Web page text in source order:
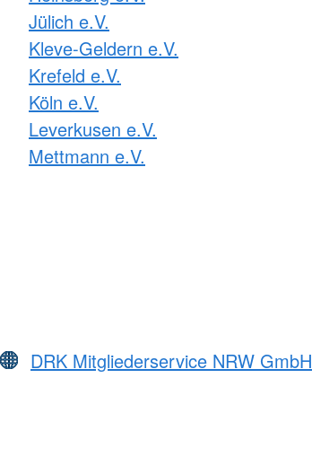
Jülich e.V.
Kleve-Geldern e.V.
Krefeld e.V.
Köln e.V.
Leverkusen e.V.
Mettmann e.V.
DRK Mitgliederservice NRW GmbH